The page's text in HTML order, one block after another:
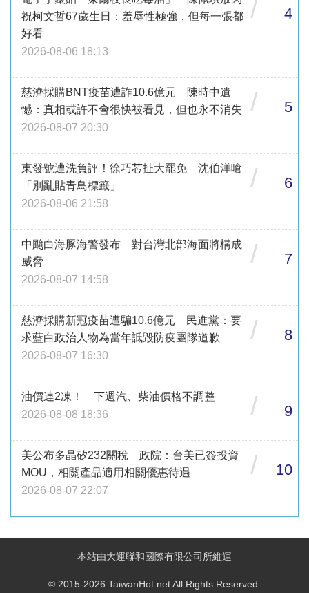
祝柯文哲67歲生日：羞辱性極強，但每一張都
好看
2026-08-06 18:13
/ 4
慈濟採購BNT疫苗遭詐10.6億元 陳時中遺
憾：真相或許不會很快被看見，但也永不消失
2026-08-07 20:30
/ 5
東發號遭洗負評！徐巧芯扯大罷免 沈伯洋嗆
「別亂貼青鳥標籤」
2026-08-06 21:58
/ 6
中颱白海豚海警發布 對台灣北部海面將構成
威脅
2026-08-07 14:58
/ 7
慈濟採購新冠疫苗遭騙10.6億元 民進黨：要
求藍白政治人物為當年詆毀防疫團隊道歉
2026-08-07 16:30
/ 8
油價連2凍！ 下週汽、柴油價格不調整
2026-08-08 18:36
/ 9
美公布多晶矽232關稅 政院：台美已簽投資
MOU，相關產品適用相關優惠待遇
2026-08-07 22:07
/ 10
本站由大運聯和國際有限公司所維運
© 2015-2026 TaiwanHot.net All Rights Reserved.